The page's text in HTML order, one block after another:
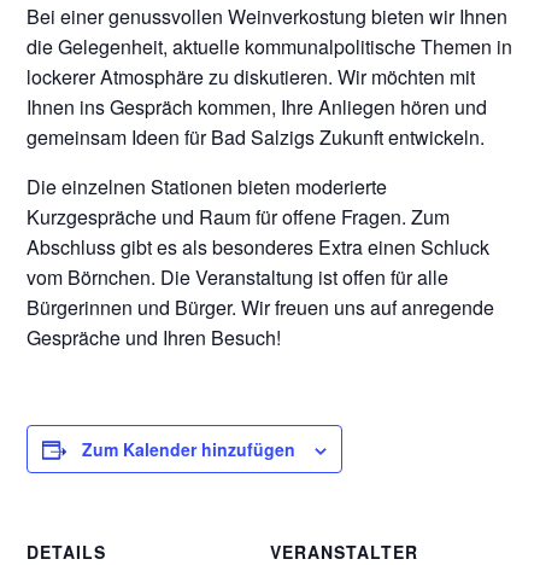
Bei einer genussvollen Weinverkostung bieten wir Ihnen
die Gelegenheit, aktuelle kommunalpolitische Themen in
lockerer Atmosphäre zu diskutieren. Wir möchten mit
Ihnen ins Gespräch kommen, Ihre Anliegen hören und
gemeinsam Ideen für Bad Salzigs Zukunft entwickeln.
Die einzelnen Stationen bieten moderierte
Kurzgespräche und Raum für offene Fragen. Zum
Abschluss gibt es als besonderes Extra einen Schluck
vom Börnchen. Die Veranstaltung ist offen für alle
Bürgerinnen und Bürger. Wir freuen uns auf anregende
Gespräche und Ihren Besuch!
Zum Kalender hinzufügen
DETAILS
VERANSTALTER